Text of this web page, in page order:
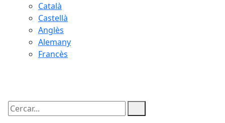
Català
Castellà
Anglès
Alemany
Francès
Cercar: